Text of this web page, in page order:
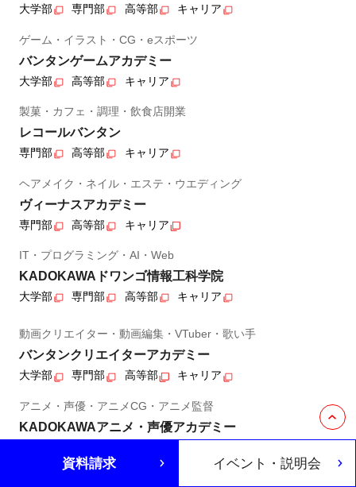
大学部 専門部 高等部 キャリア
ゲーム・イラスト・CG・eスポーツ
バンタンゲームアカデミー
大学部 高等部 キャリア
製菓・カフェ・調理・飲食店開業
レコールバンタン
専門部 高等部 キャリア
ヘアメイク・ネイル・エステ・ウエディング
ヴィーナスアカデミー
専門部 高等部 キャリア
IT・プログラミング・AI・Web
KADOKAWAドワンゴ情報工科学院
大学部 専門部 高等部 キャリア
動画クリエイター・動画編集・VTuber・歌い手
バンタンクリエイターアカデミー
大学部 専門部 高等部 キャリア
アニメ・声優・アニメCG・アニメ監督
KADOKAWAアニメ・声優アカデミー
資料請求 イベント・説明会